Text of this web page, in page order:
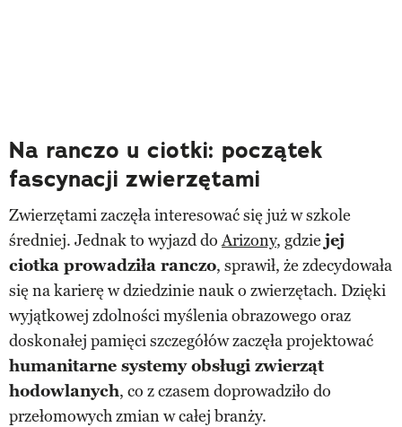
Na ranczo u ciotki: początek
fascynacji zwierzętami
Zwierzętami zaczęła interesować się już w szkole
średniej. Jednak to wyjazd doArizony, gdzie jej
ciotka prowadziła ranczo, sprawił, że zdecydowała
się na karierę w dziedzinie nauk o zwierzętach. Dzięki
wyjątkowej zdolności myślenia obrazowego oraz
doskonałej pamięci szczegółów zaczęła projektować
humanitarne systemy obsługi zwierząt
hodowlanych, co z czasem doprowadziło do
przełomowych zmian w całej branży.